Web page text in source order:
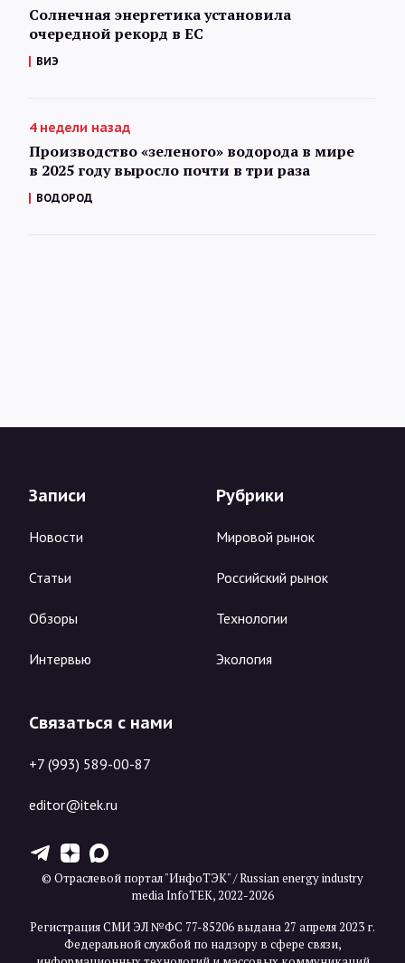
Солнечная энергетика установила
очередной рекорд в ЕС
ВИЭ
4 недели назад
Производство «зеленого» водорода в мире
в 2025 году выросло почти в три раза
ВОДОРОД
Записи
Новости
Статьи
Обзоры
Интервью
Рубрики
Мировой рынок
Российский рынок
Технологии
Экология
Связаться с нами
+7 (993) 589-00-87
editor@itek.ru
T Z X
© Отраслевой портал "ИнфоТЭК" / Russian energy industry
media InfoTEK, 2022-2026
Регистрация СМИ ЭЛ №ФС 77-85206 выдана 27 апреля 2023 г.
Федеральной службой по надзору в сфере связи,